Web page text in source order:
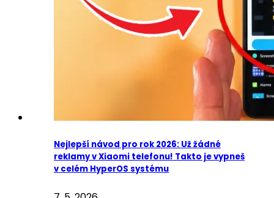
Nejlepší návod pro rok 2026: Už žádné
reklamy v Xiaomi telefonu! Takto je vypneš
v celém HyperOS systému